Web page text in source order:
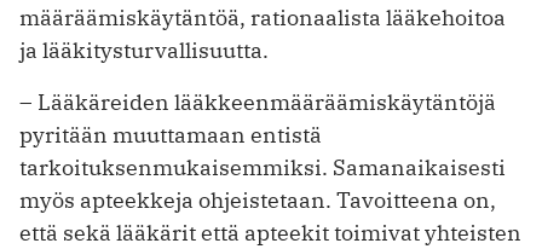
määräämiskäytäntöä, rationaalista lääkehoitoa
ja lääkitysturvallisuutta.
– Lääkäreiden lääkkeenmääräämiskäytäntöjä
pyritään muuttamaan entistä
tarkoituksenmukaisemmiksi. Samanaikaisesti
myös apteekkeja ohjeistetaan. Tavoitteena on,
että sekä lääkärit että apteekit toimivat yhteisten